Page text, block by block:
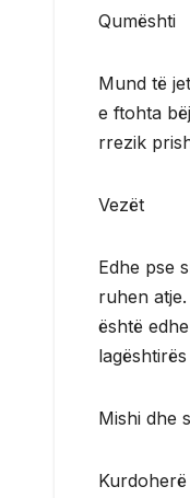
Qumështi
Mund të
e ftohta
rrezik
Vezët
Edhe pse
ruhen
është
Mishi dhe